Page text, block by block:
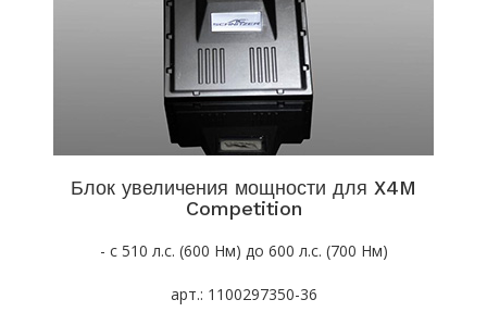
Блок увеличения мощности для X4M
Competition
- с 510 л.с. (600 Нм) до 600 л.с. (700 Нм)
арт.: 1100297350-36